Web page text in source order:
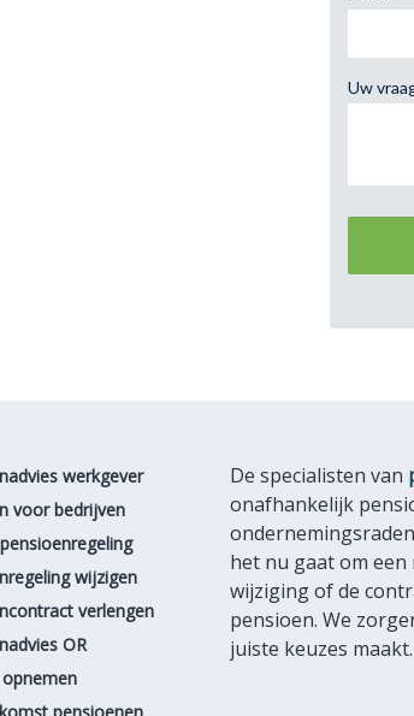
Uw
werkgever
voor bedrijven
wijzigen
verlengen
OR
De specialisten van
onafhankelijk
het nu gaat om
wijziging of de
pensioen. We
juiste keuzes maakt.